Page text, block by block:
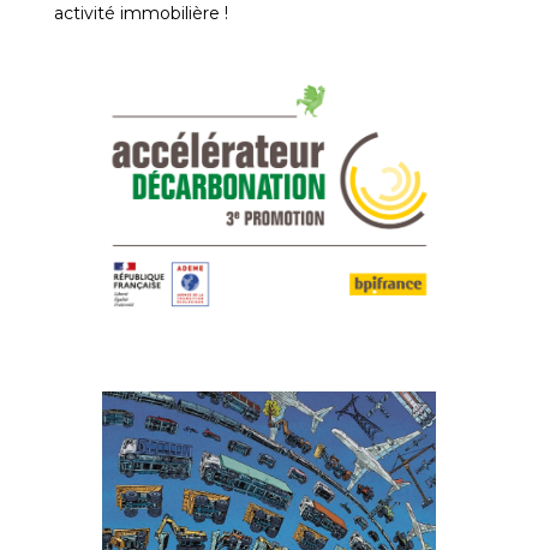
activité immobilière !